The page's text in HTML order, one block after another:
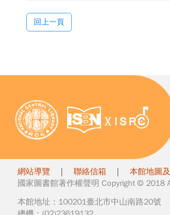
回上一頁
網站導覽 | 聯絡信箱 | 本館地圖
國家圖書館著作權聲明 Copyright © 2018
本館地址：100201臺北市中山南路20號